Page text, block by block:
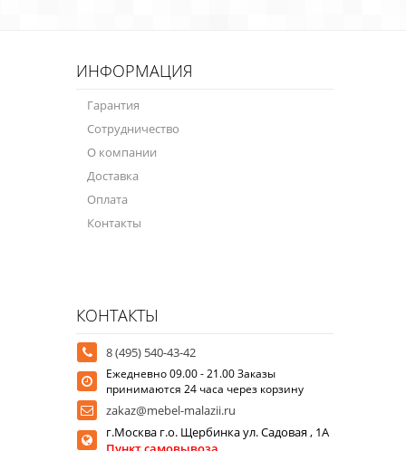
ИНФОРМАЦИЯ
Гарантия
Сотрудничество
О компании
Доставка
Оплата
Контакты
КОНТАКТЫ
8 (495) 540-43-42
Ежедневно 09.00 - 21.00 Заказы
принимаются 24 часа через корзину
zakaz@mebel-malazii.ru
г.Москва г.о. Щербинка ул. Садовая , 1А